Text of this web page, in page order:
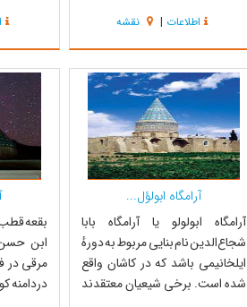
هنرمندان خاندان ابوطاهر کاشانی
برای این بقعه ساخته شده است در
موزه دوران اسلامی تهران نگهداری
می‌شود. در زمان صفویه به خصوص
شاه عباس اول به دل...
اطلاعات | نقشه
که مادر
رسول
خدا(ص)
آرامگاه ابولؤل...
آرامگاه ابولولو یا آرامگاه بابا
شجاع‌الدین نام بنایی مربوط به دورهٔ
ایلخانیمی باشد که در کاشان واقع
شده است. برخی شیعیان معتقدند
بقعه قطب
ابن
دردامنه